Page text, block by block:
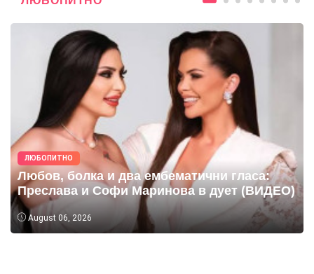
ЛЮБОПИТНО
Любов, болка и два ембематични гласа:
Преслава и Софи Маринова в дует (ВИДЕО)
August 06, 2026